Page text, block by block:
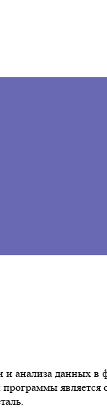
анализа данных